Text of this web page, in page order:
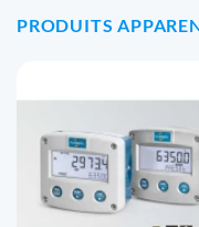
PRODUITS